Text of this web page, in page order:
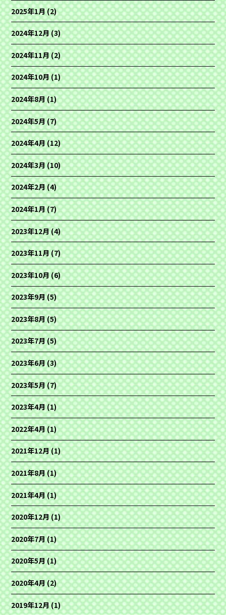
2025年1月(2)
2024年12月(3)
2024年11月(2)
2024年10月(1)
2024年8月(1)
2024年5月(7)
2024年4月(12)
2024年3月(10)
2024年2月(4)
2024年1月(7)
2023年12月(4)
2023年11月(7)
2023年10月(6)
2023年9月(5)
2023年8月(5)
2023年7月(5)
2023年6月(3)
2023年5月(7)
2023年4月(1)
2022年4月(1)
2021年12月(1)
2021年8月(1)
2021年4月(1)
2020年12月(1)
2020年7月(1)
2020年5月(1)
2020年4月(2)
2019年12月(1)